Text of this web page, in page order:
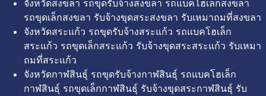
จังหวัดสงขลา รถขุดรับจ้างสงขลา รถแบคโฮเล็กสงขลา
รถขุดเล็กสงขลา รับจ้างขุดสระสงขลา รับเหมาถมที่สงขลา
จังหวัดสระแก้ว รถขุดรับจ้างสระแก้ว รถแบคโฮเล็ก
สระแก้ว รถขุดเล็กสระแก้ว รับจ้างขุดสระสระแก้ว รับเหมา
ถมที่สระแก้ว
จังหวัดกาฬสินธุ์ รถขุดรับจ้างกาฬสินธุ์ รถแบคโฮเล็ก
กาฬสินธุ์ รถขุดเล็กกาฬสินธุ์ รับจ้างขุดสระกาฬสินธุ์ รับ